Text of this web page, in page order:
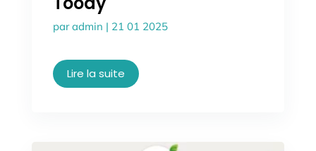
paradmin | 21 01 2025
Lire la suite